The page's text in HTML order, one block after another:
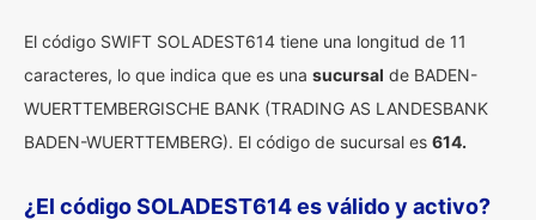
El código SWIFT SOLADEST614 tiene una longitud de 11
caracteres, lo que indica que es una sucursal de BADEN-
WUERTTEMBERGISCHE BANK (TRADING AS LANDESBANK
BADEN-WUERTTEMBERG). El código de sucursal es 614.
¿El código SOLADEST614 es válido y activo?